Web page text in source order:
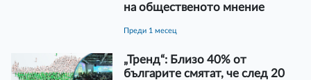
на общественото мнение
преди 1 месец
„Тренд“: Близо 40% от
българите смятат, че след 20